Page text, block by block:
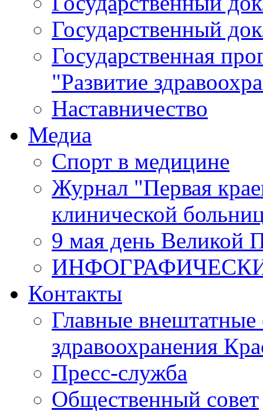
Государственный
Государственная
"Развитие
Наставничество
Медиа
Спорт в медицине
Журнал "Первая
клинической
9 мая день Великой
Контакты
Главные внештатные
здравоохранения
Пресс-служба
Общественный совет